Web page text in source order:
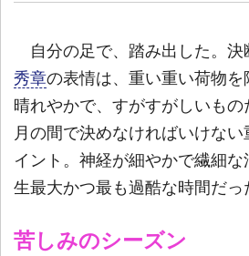
自分の足で、踏み出した。決
秀章の表情は、重い重い荷物
晴れやかで、すがすがしいも
月の間で決めなければいけな
イント。神経が細やかで繊細な
生最大かつ最も過酷な時間だっ
苦しみのシーズン